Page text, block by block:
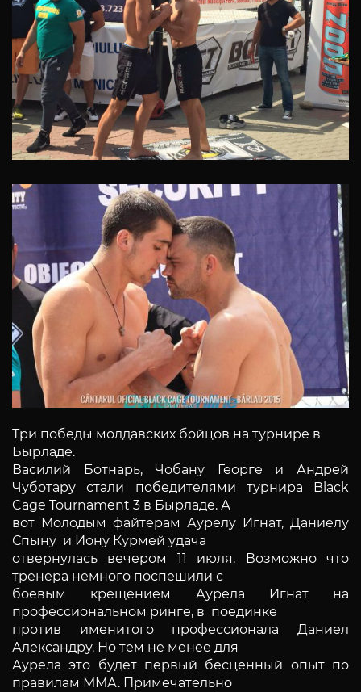
Три победы молдавских бойцов на турнире в
Бырладе.
Василий Ботнарь, Чобану Георге и Андрей
Чуботару стали победителями турнира Black
Cage Tournament 3 в Бырладе. А
вот Молодым файтерам Аурелу Игнат, Даниелу
Спыну и Иону Курмей удача
отвернулась вечером 11 июля. Возможно что
тренера немного поспешили с
боевым крещением Аурела Игнат на
профессиональном ринге, в поединке
против именитого профессионала Даниел
Александру. Но тем не менее для
Аурела это будет первый бесценный опыт по
правилам ММА. Примечательно